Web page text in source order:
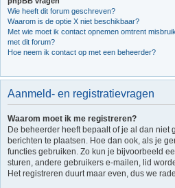
Wie heeft dit forum geschreven?
Waarom is de optie X niet beschikbaar?
Met wie moet ik contact opnemen omtrent
met dit forum?
Hoe neem ik contact op met een beheerder?
Aanmeld- en registratievragen
Waarom moet ik me registreren?
De beheerder heeft bepaalt of je al dan niet
berichten te plaatsen. Hoe dan ook, als je
functies gebruiken. Zo kun je bijvoorbeeld
sturen, andere gebruikers e-mailen, lid
Het registreren duurt maar even, dus we